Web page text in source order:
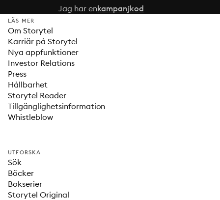
Jag har enkampanjkod
LÄS MER
Om Storytel
Karriär på Storytel
Nya appfunktioner
Investor Relations
Press
Hållbarhet
Storytel Reader
Tillgänglighetsinformation
Whistleblow
UTFORSKA
Sök
Böcker
Bokserier
Storytel Original